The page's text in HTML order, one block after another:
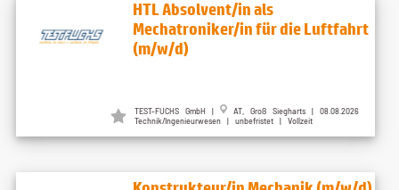
HTL Absolvent/in als
Mechatroniker/in für die Luftfahrt
(m/w/d)
TEST-FUCHS GmbH |
AT, Groß Siegharts | 08.08.2026
Technik/Ingenieurwesen | unbefristet | Vollzeit